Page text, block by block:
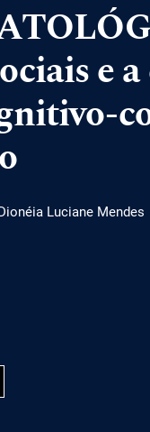
e
Dionéia Luciane Mendes